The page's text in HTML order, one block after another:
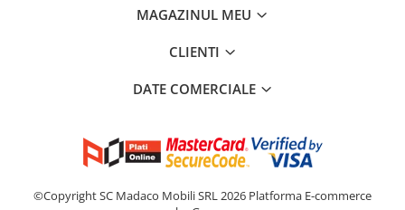
MAGAZINUL MEU
CLIENTI
DATE COMERCIALE
©Copyright SC Madaco Mobili SRL 2026 Platforma E-commerce